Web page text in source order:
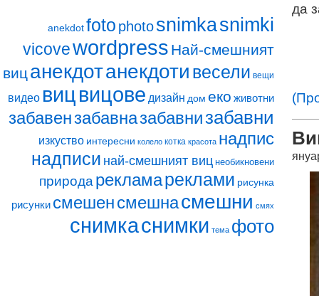
да
anekdotfoto photosnimkasnimki
vicovewordpress Най-смешният
вицанекдотанекдоти весели вещи
видео вицвицове дизайн дом еко животни
забавензабавназабавнизабавни
изкуство интересни колело котка красота надпис
надписи най-смешният виц необикновени
природа рекламареклами рисунка
рисунки смешенсмешнасмешни смях
снимкаснимки тема фото